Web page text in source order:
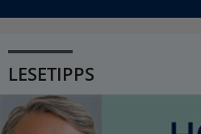
LESETIPPS